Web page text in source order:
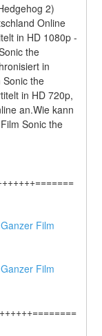
2)
Online
in HD 1080p -
the
in
Sonic the
in HD 720p,
an.Wie kann
Sonic the
Film
Film